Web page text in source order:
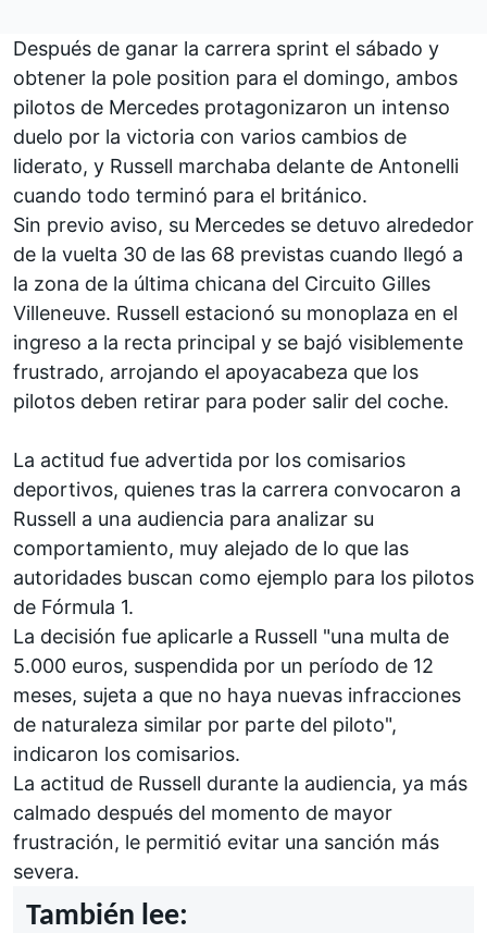
Después de ganar la carrera sprint el sábado y
obtener la pole position para el domingo, ambos
pilotos de Mercedes protagonizaron un intenso
duelo por la victoria con varios cambios de
liderato, y Russell marchaba delante de Antonelli
cuando todo terminó para el británico.
Sin previo aviso, su Mercedes se detuvo alrededor
de la vuelta 30 de las 68 previstas cuando llegó a
la zona de la última chicana del Circuito Gilles
Villeneuve. Russell estacionó su monoplaza en el
ingreso a la recta principal y se bajó visiblemente
frustrado, arrojando el apoyacabeza que los
pilotos deben retirar para poder salir del coche.
La actitud fue advertida por los comisarios
deportivos, quienes tras la carrera convocaron a
Russell a una audiencia para analizar su
comportamiento, muy alejado de lo que las
autoridades buscan como ejemplo para los pilotos
de Fórmula 1.
La decisión fue aplicarle a Russell "una multa de
5.000 euros, suspendida por un período de 12
meses, sujeta a que no haya nuevas infracciones
de naturaleza similar por parte del piloto",
indicaron los comisarios.
La actitud de Russell durante la audiencia, ya más
calmado después del momento de mayor
frustración, le permitió evitar una sanción más
severa.
También lee: